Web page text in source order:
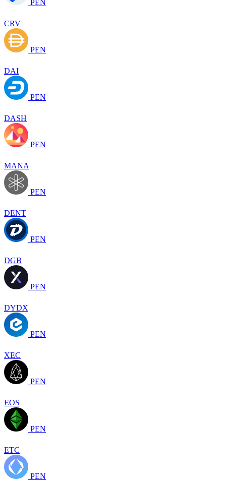
PEN
CRV
PEN
DAI
PEN
DASH
PEN
MANA
PEN
DENT
PEN
DGB
PEN
DYDX
PEN
XEC
PEN
EOS
PEN
ETC
PEN